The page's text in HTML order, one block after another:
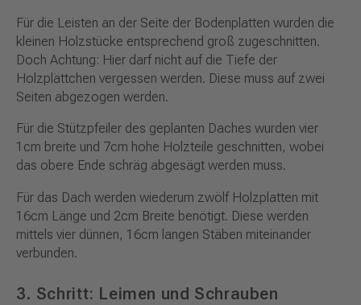
Für die Leisten an der Seite der Bodenplatten wurden die
kleinen Holzstücke entsprechend groß zugeschnitten.
Doch Achtung: Hier darf nicht auf die Tiefe der
Holzplättchen vergessen werden. Diese muss auf zwei
Seiten abgezogen werden.
Für die Stützpfeiler des geplanten Daches wurden vier
1cm breite und 7cm hohe Holzteile geschnitten, wobei
das obere Ende schräg abgesägt werden muss.
Für das Dach werden wiederum zwölf Holzplatten mit
16cm Länge und 2cm Breite benötigt. Diese werden
mittels vier dünnen, 16cm langen Stäben miteinander
verbunden.
3. Schritt: Leimen und Schrauben